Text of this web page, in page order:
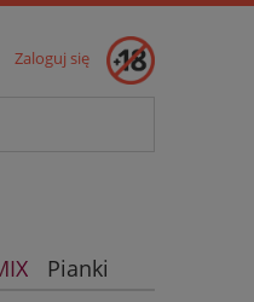
Zaloguj się
Pianki